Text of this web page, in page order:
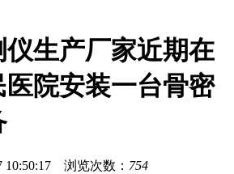
生产厂家近期在
院安装一台骨密
10:50:17 浏览次数： 754